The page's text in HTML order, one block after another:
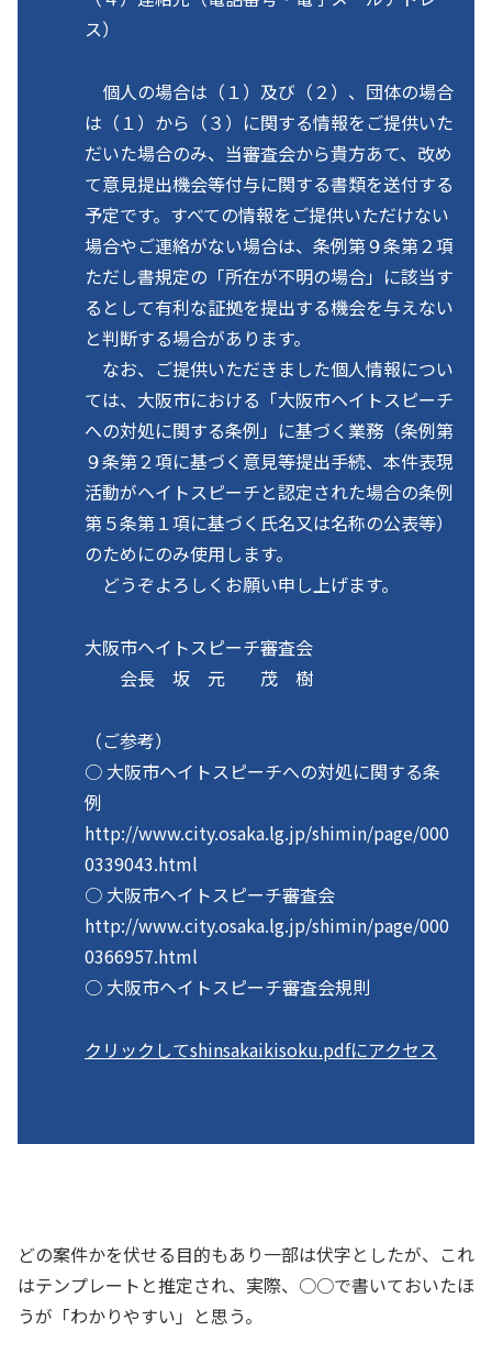
ス）
個人の場合は（１）及び（２）、団体の場合
は（１）から（３）に関する情報をご提供いた
だいた場合のみ、当審査会から貴方あて、改め
て意見提出機会等付与に関する書類を送付する
予定です。すべての情報をご提供いただけない
場合やご連絡がない場合は、条例第９条第２項
ただし書規定の「所在が不明の場合」に該当す
るとして有利な証拠を提出する機会を与えない
と判断する場合があります。
なお、ご提供いただきました個人情報につい
ては、大阪市における「大阪市ヘイトスピーチ
への対処に関する条例」に基づく業務（条例第
９条第２項に基づく意見等提出手続、本件表現
活動がヘイトスピーチと認定された場合の条例
第５条第１項に基づく氏名又は名称の公表等）
のためにのみ使用します。
どうぞよろしくお願い申し上げます。
大阪市ヘイトスピーチ審査会
会長 坂 元 茂 樹
（ご参考）
○ 大阪市ヘイトスピーチへの対処に関する条
例
http://www.city.osaka.lg.jp/shimin/page/000
0339043.html
○ 大阪市ヘイトスピーチ審査会
http://www.city.osaka.lg.jp/shimin/page/000
0366957.html
○ 大阪市ヘイトスピーチ審査会規則
クリックしてshinsakaikisoku.pdfにアクセス
どの案件かを伏せる目的もあり一部は伏字としたが、これ
はテンプレートと推定され、実際、○○で書いておいたほ
うが「わかりやすい」と思う。